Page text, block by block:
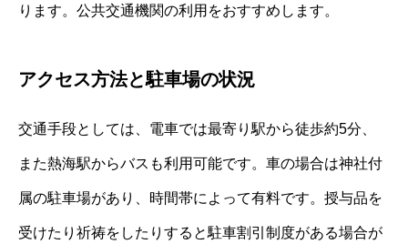
ります。公共交通機関の利用をおすすめします。
アクセス方法と駐車場の状況
交通手段としては、電車では最寄り駅から徒歩約5分、
また熱海駅からバスも利用可能です。車の場合は神社付
属の駐車場があり、時間帯によって有料です。授与品を
受けたり祈祷をしたりすると駐車割引制度がある場合が